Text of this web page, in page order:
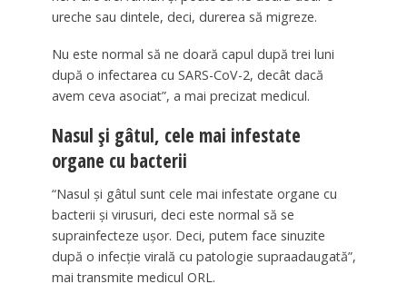
ureche sau dintele, deci, durerea să migreze.
Nu este normal să ne doară capul după trei luni
după o infectarea cu SARS-CoV-2, decât dacă
avem ceva asociat”, a mai precizat medicul.
Nasul şi gâtul, cele mai infestate
organe cu bacterii
“Nasul şi gâtul sunt cele mai infestate organe cu
bacterii şi virusuri, deci este normal să se
suprainfecteze uşor. Deci, putem face sinuzite
după o infecţie virală cu patologie supraadaugată”,
mai transmite medicul ORL.